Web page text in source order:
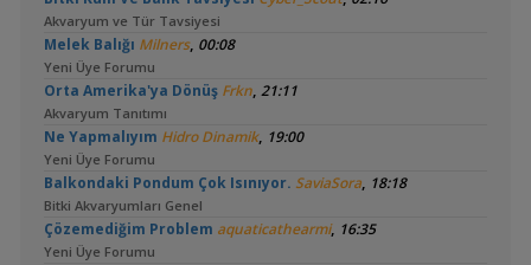
Akvaryum ve Tür Tavsiyesi
Melek Balığı Milners, 00:08
Yeni Üye Forumu
Orta Amerika'ya Dönüş Frkn, 21:11
Akvaryum Tanıtımı
Ne Yapmalıyım Hidro Dinamik, 19:00
Yeni Üye Forumu
Balkondaki Pondum Çok Isınıyor. SaviaSora, 18:18
Bitki Akvaryumları Genel
Çözemediğim Problem aquaticathearmi, 16:35
Yeni Üye Forumu